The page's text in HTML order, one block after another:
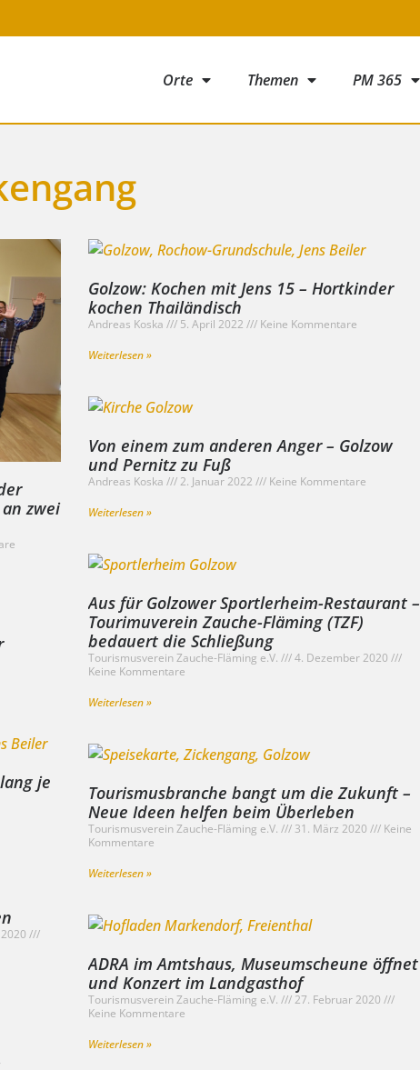
Orte Themen PM 365
zwei
Golzow: Kochen mit Jens 15 – Hortkinder
kochen Thailändisch
Andreas Koska 5. April 2022
Keine Kommentare
Weiterlesen »
Von einem zum anderen Anger – Golzow
und Pernitz zu Fuß
Andreas Koska 2. Januar 2022
Keine Kommentare
Weiterlesen »
je
Aus für Golzower Sportlerheim-Restaurant –
Tourimuverein Zauche-Fläming (TZF)
bedauert die Schließung
Tourismusverein Zauche-Fläming e.V.
4. Dezember 2020
Keine Kommentare
Weiterlesen »
2020
Tourismusbranche bangt um die Zukunft –
Neue Ideen helfen beim Überleben
Tourismusverein Zauche-Fläming e.V. 31. März 2020
Keine
Kommentare
Weiterlesen »
ADRA im Amtshaus, Museumscheune öffnet
und Konzert im Landgasthof
Tourismusverein Zauche-Fläming e.V.
27. Februar 2020
Keine Kommentare
Weiterlesen »